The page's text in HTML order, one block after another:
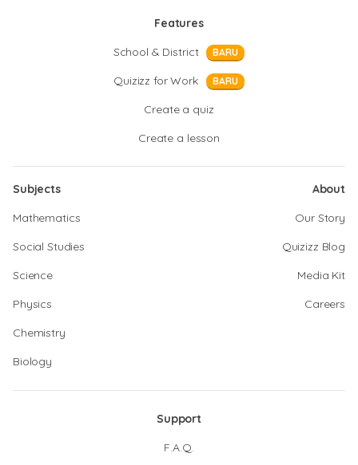
Features
School & District
BARU
Quizizz for Work BARU
Create a quiz
Create a lesson
Subjects
Mathematics
Social Studies
Science
Physics
Chemistry
Biology
About
Our Story
Quizizz Blog
Media Kit
Careers
Support
F.A.Q.